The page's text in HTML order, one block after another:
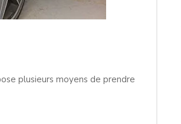
plusieurs moyens de prendre